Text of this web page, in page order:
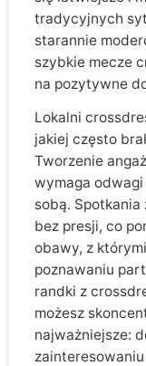
tradycyjnych
starannie
szybkie mecze
na pozytywne
Lokalni
jakiej często
Tworzenie
wymaga
sobą.
bez presji, co
obawy, z
poznawaniu
randki z
możesz
najważniejsze: